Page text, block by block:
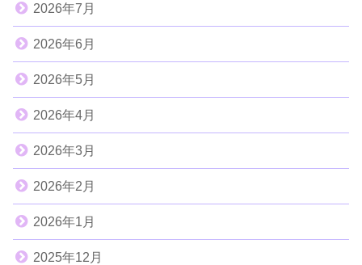
2026年7月
2026年6月
2026年5月
2026年4月
2026年3月
2026年2月
2026年1月
2025年12月